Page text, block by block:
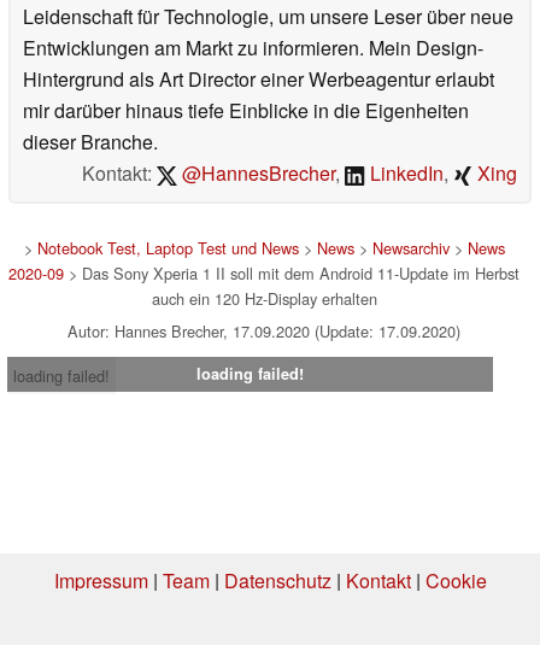
Leidenschaft für Technologie, um unsere Leser über neue
Entwicklungen am Markt zu informieren. Mein Design-
Hintergrund als Art Director einer Werbeagentur erlaubt
mir darüber hinaus tiefe Einblicke in die Eigenheiten
dieser Branche.
Kontakt:
@HannesBrecher, LinkedIn, Xing
> Notebook Test, Laptop Test und News> News> Newsarchiv> News
2020-09 > Das Sony Xperia 1 II soll mit dem Android 11-Update im Herbst
auch ein 120 Hz-Display erhalten
Autor: Hannes Brecher, 17.09.2020 (Update: 17.09.2020)
loading failed!
loading failed!
Impressum| Team| Datenschutz| Kontakt| Cookie